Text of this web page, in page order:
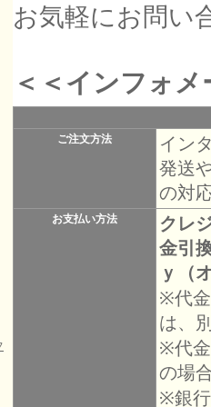
お気軽にお問い
＜＜インフォ
ご注文方法
イン
発送
の対
お支払い方法
クレ
金引
ｙ（
※代
は、
※代
の場
※銀